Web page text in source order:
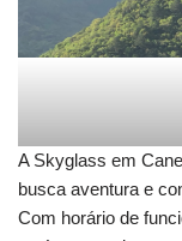
A Skyglass em
busca aventura e
Com horário de